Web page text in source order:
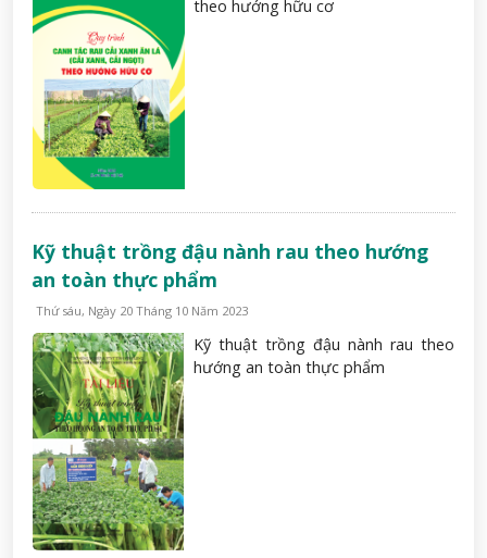
theo hướng hữu cơ
Kỹ thuật trồng đậu nành rau theo hướng
an toàn thực phẩm
Thứ sáu, Ngày 20 Tháng 10 Năm 2023
Kỹ thuật trồng đậu nành rau theo
hướng an toàn thực phẩm